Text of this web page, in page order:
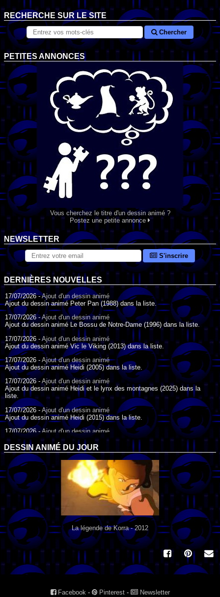
RECHERCHE SUR LE SITE
Chercher
PETITES ANNONCES
Vous cherchez le titre d'un dessin animé ?
Postez une petite annonce
NEWSLETTER
S'inscrire
DERNIÈRES NOUVELLES
17/07/2026 -Ajout d'un dessin animé
Ajout du dessin animé Peter Pan (1988) dans la liste.
17/07/2026 -Ajout d'un dessin animé
Ajout du dessin animé Le Bossu de Notre-Dame (1996) dans la liste.
17/07/2026 - Ajout d'un dessin animé
Ajout du dessin animé Vic le Viking (2013) dans la liste.
17/07/2026 - Ajout d'un dessin animé
Ajout du dessin animé Heidi (2005) dans la liste.
17/07/2026 -Ajout d'un dessin animé
Ajout du dessin animé Heidi et le lynx des montagnes (2025) dans la
liste.
17/07/2026 - Ajout d'un dessin animé
Ajout du dessin animé Heidi (2015) dans la liste.
17/07/2026 -Ajout d'un dessin animé
Ajout du dessin animé Heidi (1995) dans la liste.
09/07/2026 -Ajout d'un dessin animé
Ajout du dessin animé Genki l'Aventurier de la Chance (2006) dans la
liste.
04/07/2026 - Ajout d'un dessin animé
Ajout du dessin animé Vilain Petit Canard (2000) dans la liste.
Ajout d'un dessin animé
Ajout du dessin animé Le Noël du vilain petit canard (2003) dans la liste.
DESSIN ANIMÉ DU JOUR
La légende de Korra - 2012
Facebook - Pinterest- Newsletter